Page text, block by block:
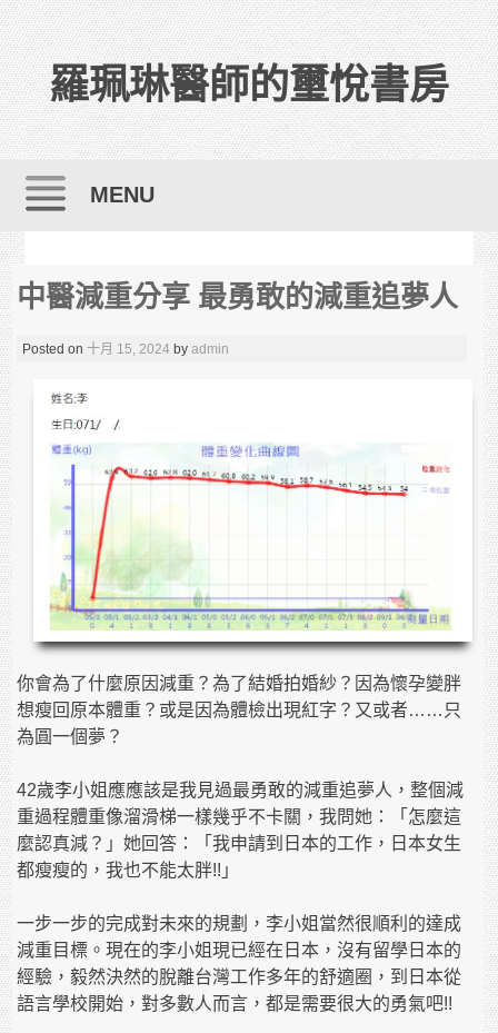
羅珮琳醫師的璽悅書房
MENU
中醫減重分享 最勇敢的減重追夢人
Posted on十月 15, 2024 byadmin
你會為了什麼原因減重？為了結婚拍婚紗？因為懷孕變胖
想瘦回原本體重？或是因為體檢出現紅字？又或者……只
為圓一個夢？
42歲李小姐應應該是我見過最勇敢的減重追夢人，整個減
重過程體重像溜滑梯一樣幾乎不卡關，我問她：「怎麼這
麼認真減？」她回答：「我申請到日本的工作，日本女生
都瘦瘦的，我也不能太胖!!」
一步一步的完成對未來的規劃，李小姐當然很順利的達成
減重目標。現在的李小姐現已經在日本，沒有留學日本的
經驗，毅然決然的脫離台灣工作多年的舒適圈，到日本從
語言學校開始，對多數人而言，都是需要很大的勇氣吧!!